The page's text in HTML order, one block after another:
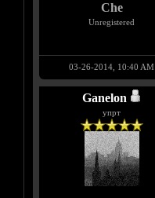
Che
Unregistered
03-26-2014, 10:40 AM
Ganelon
упрт